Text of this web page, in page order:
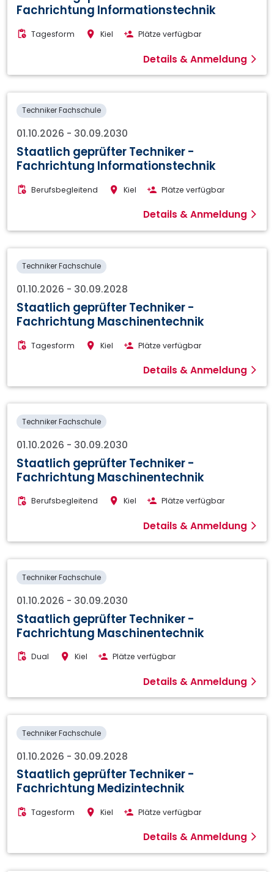
Fachrichtung Informationstechnik
Tagesform Kiel Plätze verfügbar
Details & Anmeldung
Techniker Fachschule
01.10.2026 - 30.09.2030
Staatlich geprüfter Techniker -
Fachrichtung Informationstechnik
Berufsbegleitend Kiel Plätze verfügbar
Details & Anmeldung
Techniker Fachschule
01.10.2026 - 30.09.2028
Staatlich geprüfter Techniker -
Fachrichtung Maschinentechnik
Tagesform Kiel Plätze verfügbar
Details & Anmeldung
Techniker Fachschule
01.10.2026 - 30.09.2030
Staatlich geprüfter Techniker -
Fachrichtung Maschinentechnik
Berufsbegleitend Kiel Plätze verfügbar
Details & Anmeldung
Techniker Fachschule
01.10.2026 - 30.09.2030
Staatlich geprüfter Techniker -
Fachrichtung Maschinentechnik
Dual Kiel Plätze verfügbar
Details & Anmeldung
Techniker Fachschule
01.10.2026 - 30.09.2028
Staatlich geprüfter Techniker -
Fachrichtung Medizintechnik
Tagesform Kiel Plätze verfügbar
Details & Anmeldung